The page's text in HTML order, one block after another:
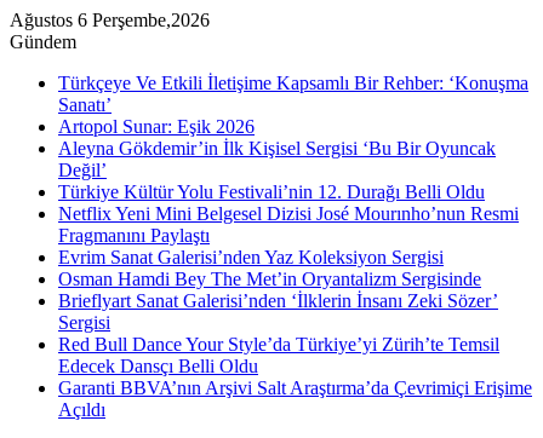
Ağustos 6 Perşembe,2026
Gündem
Türkçeye Ve Etkili İletişime Kapsamlı Bir Rehber: ‘Konuşma
Sanatı’
Artopol Sunar: Eşik 2026
Aleyna Gökdemir’in İlk Kişisel Sergisi ‘Bu Bir Oyuncak
Değil’
Türkiye Kültür Yolu Festivali’nin 12. Durağı Belli Oldu
Netflix Yeni Mini Belgesel Dizisi José Mourınho’nun Resmi
Fragmanını Paylaştı
Evrim Sanat Galerisi’nden Yaz Koleksiyon Sergisi
Osman Hamdi Bey The Met’in Oryantalizm Sergisinde
Brieflyart Sanat Galerisi’nden ‘İlklerin İnsanı Zeki Sözer’
Sergisi
Red Bull Dance Your Style’da Türkiye’yi Zürih’te Temsil
Edecek Dansçı Belli Oldu
Garanti BBVA’nın Arşivi Salt Araştırma’da Çevrimiçi Erişime
Açıldı